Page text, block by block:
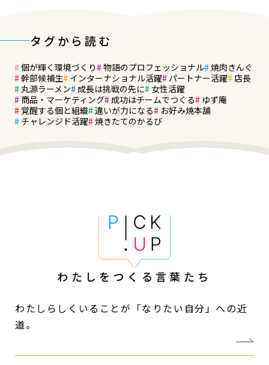
タグから読む
個が輝く環境づくり 物語のプロフェッショナル 焼肉きんぐ
幹部候補生 インターナショナル活躍 パートナー活躍 店長
丸源ラーメン 成長は挑戦の先に
女性活躍
商品・マーケティング 成功はチームでつくる
ゆず庵
覚醒する個と組織 違いが力になる
お好み焼本舗
チャレンジド活躍 焼きたてのかるび
わたしをつくる 言葉たち
わたしらしくいることが「なりたい自分」への近
道。